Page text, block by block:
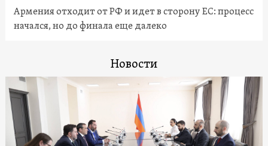
Армения отходит от РФ и идет в сторону ЕС: процесс
начался, но до финала еще далеко
Новости